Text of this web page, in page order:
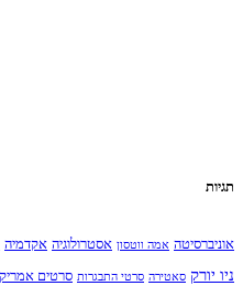
תגיות
אוניברסיטה אמה ווטסון אסטרולוגיה אקדמיה
ניו יורק סאטירה סרטי התבגרות סרטים